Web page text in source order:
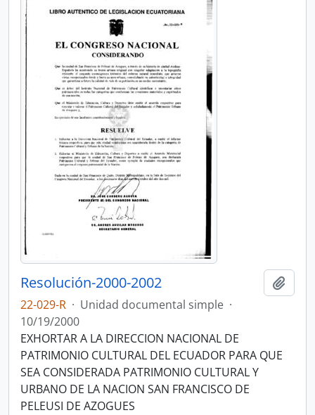
Resolución-2000-2002
22-029-R · Unidad documental simple ·
10/19/2000
EXHORTAR A LA DIRECCION NACIONAL DE
PATRIMONIO CULTURAL DEL ECUADOR PARA QUE
SEA CONSIDERADA PATRIMONIO CULTURAL Y
URBANO DE LA NACION SAN FRANCISCO DE
PELEUSI DE AZOGUES